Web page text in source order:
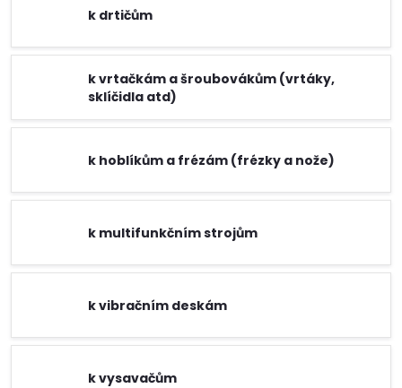
k drtičům
k vrtačkám a šroubovákům (vrtáky,
sklíčidla atd)
k hoblíkům a frézám (frézky a nože)
k multifunkčním strojům
k vibračním deskám
k vysavačům